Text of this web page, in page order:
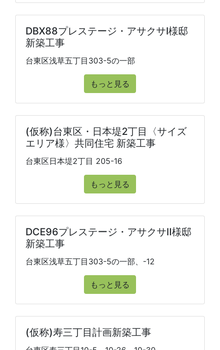
DBX88プレステージ・アサクサⅠ様邸
新築工事
台東区浅草五丁目303-5の一部
もっと見る
(仮称)台東区・日本堤2丁目〈サイズ
エリア様〉共同住宅 新築工事
台東区日本堤2丁目 205-16
もっと見る
DCE96プレステージ・アサクサⅡ様邸
新築工事
台東区浅草五丁目303-5の一部、-12
もっと見る
(仮称)寿三丁目計画新築工事